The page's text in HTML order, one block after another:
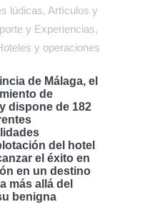
lúdicas, Artículos y
y Experiencias,
y operaciones
de Málaga, el
de
dispone de 182
del hotel
el éxito en
en un destino
más allá del
benigna